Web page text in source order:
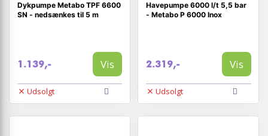
Dykpumpe Metabo TPF 6600
SN - nedsænkes til 5 m
1.139,- Vis
Udsolgt
Havepumpe 6000 l/t 5,5 bar
- Metabo P 6000 Inox
2.319,- Vis
Udsolgt